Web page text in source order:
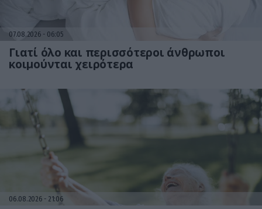
07.08.2026 06:05
Γιατί όλο και περισσότεροι άνθρωποι
κοιμούνται χειρότερα
06.08.2026 21:06